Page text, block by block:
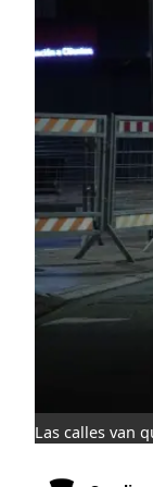
Las calles van